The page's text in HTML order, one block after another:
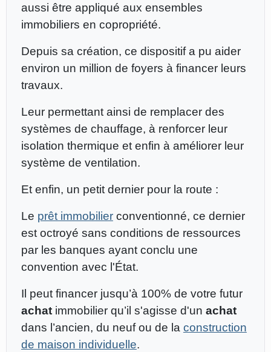
aussi être appliqué aux ensembles
immobiliers en copropriété.
Depuis sa création, ce dispositif a pu aider
environ un million de foyers à financer leurs
travaux.
Leur permettant ainsi de remplacer des
systèmes de chauffage, à renforcer leur
isolation thermique et enfin à améliorer leur
système de ventilation.
Et enfin, un petit dernier pour la route :
Le prêt immobilierconventionné, ce dernier
est octroyé sans conditions de ressources
par les banques ayant conclu une
convention avec l'État.
Il peut financer jusqu’à 100% de votre futur
achatimmobilier qu’il s'agisse d'un achat
dans l’ancien, du neuf ou de la construction
de maison individuelle.